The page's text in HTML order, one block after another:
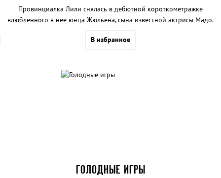
Провинциалка Лили снялась в дебютной короткометражке
влюбленного в нее юнца Жюльена, сына известной актрисы Мадо.
знаменитый режиссер Брис, по совместительству любовник Мадо.
Очень вольная, чересчур жизнерадостная и при этом абсолютно
В избранное
ГОЛОДНЫЕ ИГРЫ